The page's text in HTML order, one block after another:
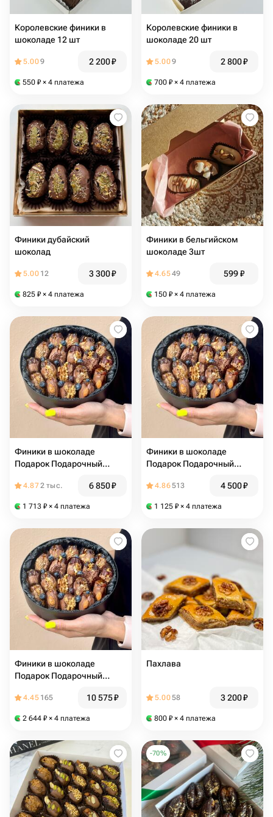
Королевские финики в
шоколаде 12 шт
5.009 2 200₽
550 ₽ × 4 платежа
Королевские финики в
шоколаде 20 шт
5.009 2 800₽
700 ₽ × 4 платежа
Финики дубайский
шоколад
5.00 12 3 300₽
825 ₽ × 4 платежа
Финики в бельгийском
шоколаде 3шт
4.6549 599₽
150 ₽ × 4 платежа
Финики в шоколаде
Подарок Подарочный
шоколаде
4.872 тыс. 6 850₽
1 713 ₽ × 4 платежа
Финики в шоколаде
Подарок Подарочный
4.86513 4 500₽
1 125 ₽ × 4 платежа
Финики в шоколаде
Подарок Подарочный
шоколаде на выпускной
4.45 165 10 575₽
2 644 ₽ × 4 платежа
Пахлава
5.0058 3 200₽
800 ₽ × 4 платежа
-70%